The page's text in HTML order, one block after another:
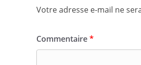
Votre adresse e-mail ne
Commentaire*